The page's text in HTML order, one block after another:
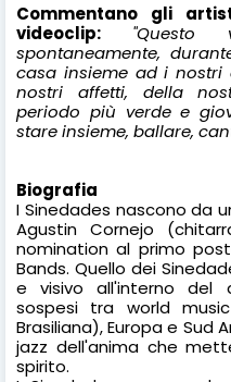
Commentano gli
videoclip: "
spontaneamente,
casa insieme ad i
nostri affetti, della
periodo più verde e
stare insieme, ballare,
Biografia
I Sinedades nascono da
Agustin Cornejo
nomination al primo
Bands. Quello dei
e visivo all'interno del
sospesi tra world
Brasiliana), Europa e Sud
jazz dell'anima che
spirito.